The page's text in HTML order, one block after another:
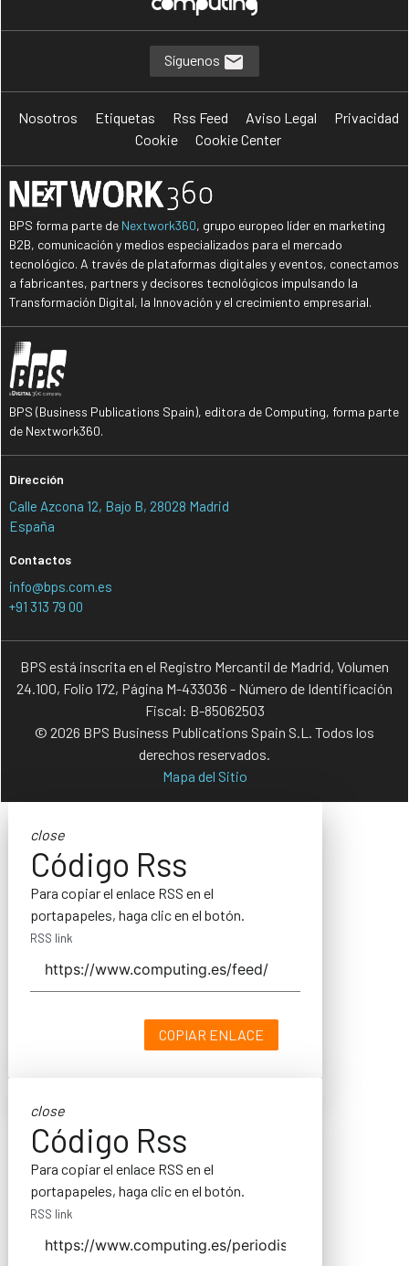
Síguenos
Nosotros Etiquetas Rss Feed Aviso Legal
Privacidad
Cookie
Cookie Center
BPS forma parte de Nextwork360, grupo europeo líder en marketing
B2B, comunicación y medios especializados para el mercado
tecnológico. A través de plataformas digitales y eventos, conectamos
a fabricantes, partners y decisores tecnológicos impulsando la
Transformación Digital, la Innovación y el crecimiento empresarial.
BPS (Business Publications Spain), editora de Computing, forma parte
de Nextwork360.
Dirección
Calle Azcona 12, Bajo B, 28028 Madrid
España
Contactos
info@bps.com.es
+91 313 79 00
BPS está inscrita en el Registro Mercantil de Madrid, Volumen
24.100, Folio 172, Página M-433036 - Número de Identificación
Fiscal: B-85062503
© 2026 BPS Business Publications Spain S.L. Todos los
derechos reservados.
Mapa del Sitio
close
Código Rss
Para copiar el enlace RSS en el
portapapeles, haga clic en el botón.
RSS link
COPIAR ENLACE
close
Código Rss
Para copiar el enlace RSS en el
portapapeles, haga clic en el botón.
RSS link